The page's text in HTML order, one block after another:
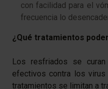
con facilidad para el
frecuencia lo
¿Qué tratamientos
Los resfriados se
efectivos contra los
tratamientos se limitan a